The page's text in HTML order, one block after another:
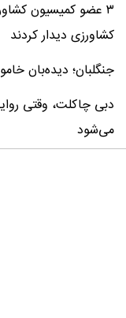
۳ عضو کمیسیون
کشاورزی دیدار کردند
جنگلبان؛ دیده‌بان
دبی چاکلت، وقتی
می‌شود